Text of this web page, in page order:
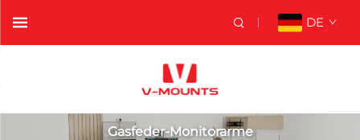
DE
Gasfeder-Monitorarme